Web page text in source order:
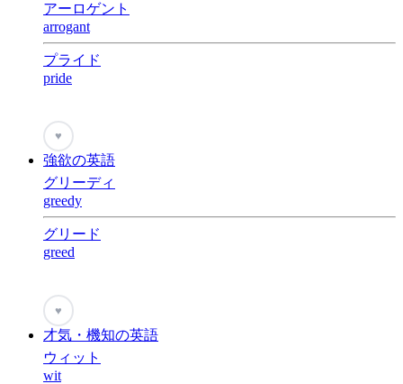
アーロゲント
arrogant
プライド
pride
♥
強欲の英語
グリーディ
greedy
グリード
greed
♥
才気・機知の英語
ウィット
wit